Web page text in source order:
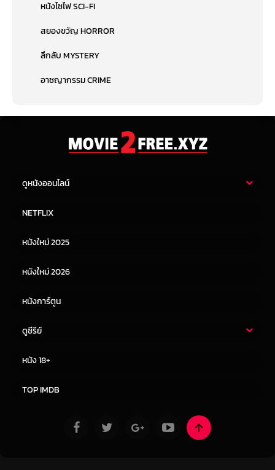
หนังไซไฟ SCI-FI
สยองขวัญ HORROR
ลึกลับ MYSTERY
อาชญากรรม CRIME
ดูหนังออนไลน์
หนังจีน
NETFLIX
หนังใหม่ 2025
หนังใหม่ 2026
หนังการ์ตูน
ดูซีรีย์
หนัง 18+
TOP IMDB